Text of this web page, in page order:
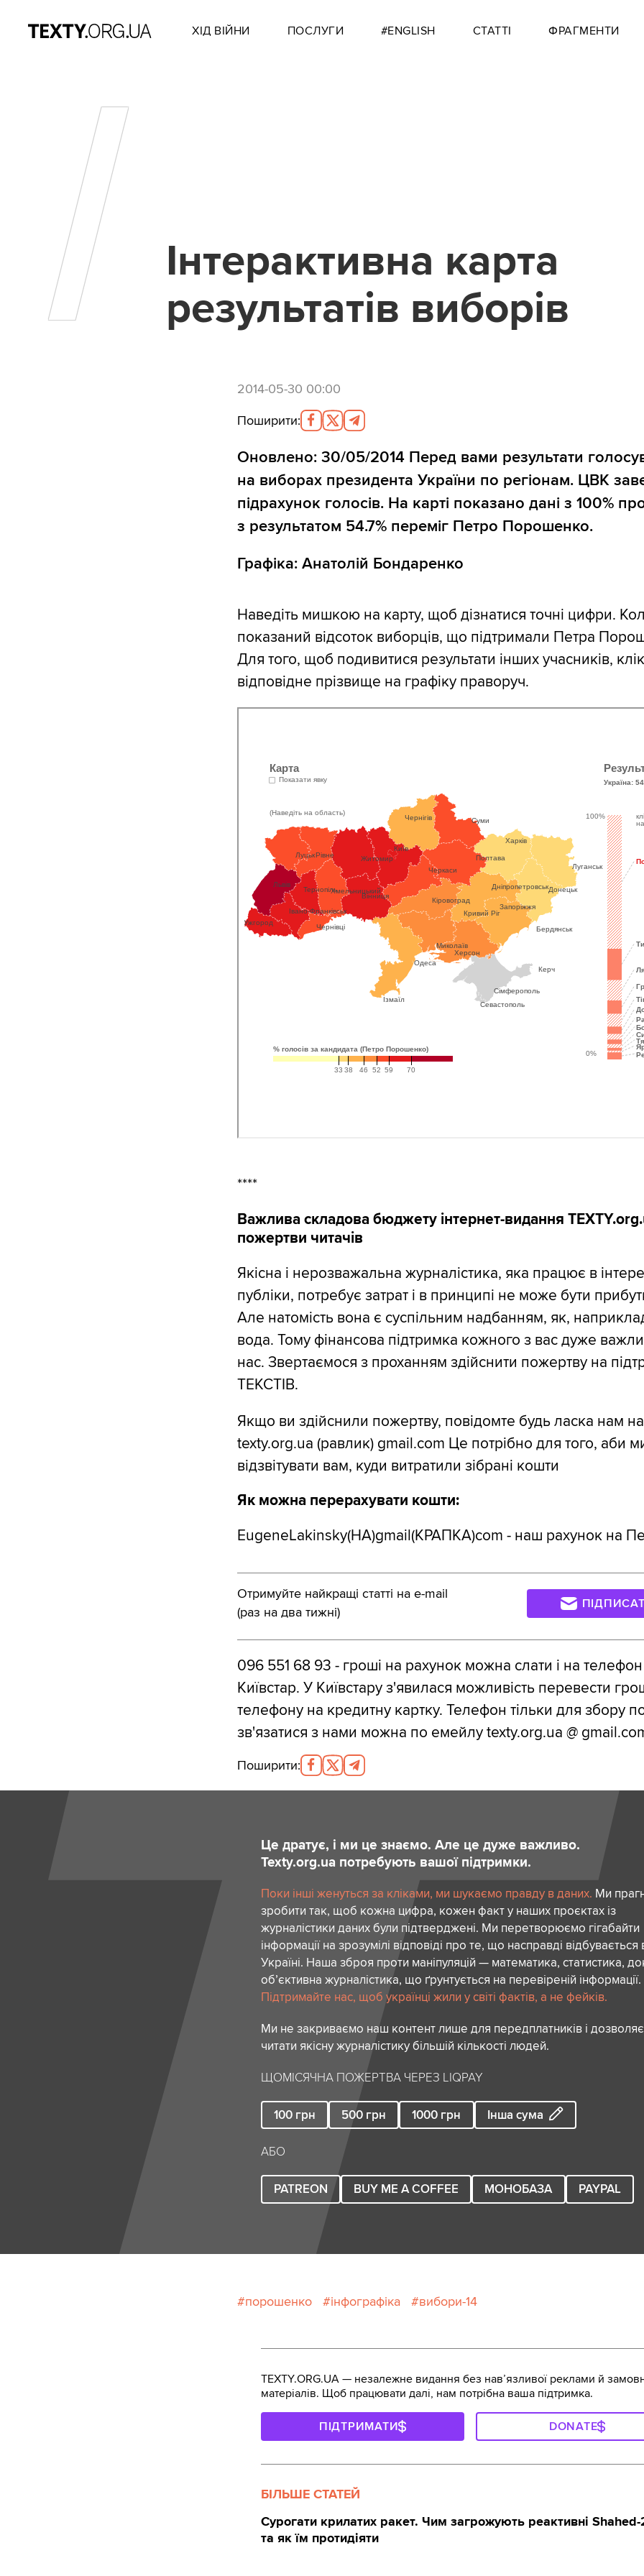
ХІД ВІЙНИ ПОСЛУГИ #ENGLISH СТАТТІ ФРАГМЕНТИ
І
Інтерактивна карта
результатів виборів
2014-05-30 00:00
Поширити:
Оновлено: 30/05/2014 Перед вами результати
на виборах президента України по регіонам. ЦВК
підрахунок голосів. На карті показано дані з 100%
з результатом 54.7% переміг Петро Порошенко.
Графіка: Анатолій Бондаренко
Наведіть мишкою на карту, щоб дізнатися точні цифри.
показаний відсоток виборців, що підтримали Петра
Для того, щоб подивитися результати інших учасників,
відповідне прізвище на графіку праворуч.
****
Важлива складова бюджету інтернет-видання
пожертви читачів
Якісна і нерозважальна журналістика, яка працює в
публіки, потребує затрат і в принципі не може бути
Але натомість вона є суспільним надбанням, як,
вода. Тому фінансова підтримка кожного з вас дуже
нас. Звертаємося з проханням здійснити пожертву на
ТЕКСТІВ.
Якщо ви здійснили пожертву, повідомте будь ласка нам
texty.org.ua (равлик) gmail.com Це потрібно для того, аби
відзвітувати вам, куди витратили зібрані кошти
Як можна перерахувати кошти:
EugeneLakinsky(НА)gmail(КРАПКА)com - наш рахунок на
Отримуйте найкращі статті на e-mail
(раз на два тижні)
096 551 68 93 - гроші на рахунок можна слати і на
Київстар. У Київстару з'явилася можливість перевести
телефону на кредитну картку. Телефон тільки для збору
зв'язатися з нами можна по емейлу texty.org.ua @
Поширити:
Це дратує, і ми це знаємо. Але це дуже важливо.
Texty.org.ua потребують вашої підтримки.
Поки інші женуться за кліками, ми шукаємо правду в даних. Ми
зробити так, щоб кожна цифра, кожен факт у наших проєктах із
журналістики даних були підтверджені. Ми перетворюємо гігабайти
інформації на зрозумілі відповіді про те, що насправді відбувається
Україні. Наша зброя проти маніпуляцій — математика, статистика,
об’єктивна журналістика, що ґрунтується на перевіреній інформації.
Підтримайте нас, щоб українці жили у світі фактів, а не фейків.
Ми не закриваємо наш контент лише для передплатників і
читати якісну журналістику більшій кількості людей.
ЩОМІСЯЧНА ПОЖЕРТВА ЧЕРЕЗ LIQPAY
100 грн 500 грн 1000 грн Інша сума
АБО
PATREON BUY ME A COFFEE МОНОБАЗА PAYPAL
порошенко інфографіка вибори-14
TEXTY.ORG.UA — незалежне видання без навʼязливої реклами й
матеріалів. Щоб працювати далі, нам потрібна ваша підтримка.
ПІДТРИМАТИ DONATE
БІЛЬШЕ СТАТЕЙ
Сурогати крилатих ракет. Чим загрожують реактивні
та як їм протидіяти